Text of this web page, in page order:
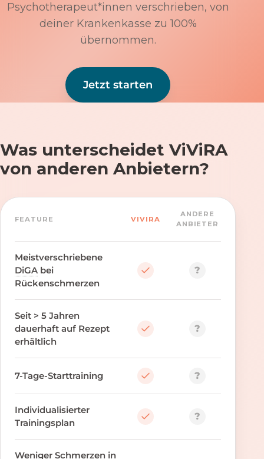
Psychotherapeut*innen verschrieben, von
deiner Krankenkasse zu 100%
übernommen.
Jetzt starten
Was unterscheidet ViViRA
von anderen Anbietern?
FEATURE VIVIRA
ANDERE
ANBIETER
Meistverschriebene
DiGA bei
Rückenschmerzen
?
Seit > 5 Jahren
dauerhaft auf Rezept
erhältlich
?
7-Tage-Starttraining ?
Individualisierter
Trainingsplan
?
Weniger Schmerzen in